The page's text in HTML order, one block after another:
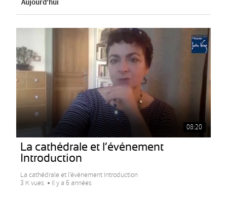
Aujourd'hui
08:20
La cathédrale et l’événement
Introduction
La cathédrale et l’événement Introduction
3 K vues
Il y a 6 années